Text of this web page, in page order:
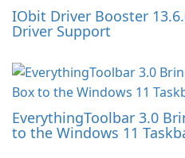
IObit Driver Booster
Driver Support
EverythingToolbar 3.0
to the Windows 11